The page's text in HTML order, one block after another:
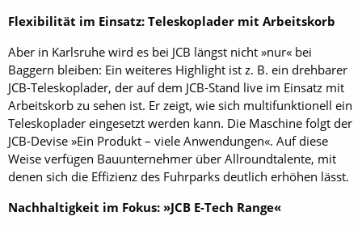
Flexibilität im Einsatz: Teleskoplader mit Arbeitskorb
Aber in Karlsruhe wird es bei JCB längst nicht »nur« bei
Baggern bleiben: Ein weiteres Highlight ist z. B. ein drehbarer
JCB-Teleskoplader, der auf dem JCB-Stand live im Einsatz mit
Arbeitskorb zu sehen ist. Er zeigt, wie sich multifunktionell ein
Teleskoplader eingesetzt werden kann. Die Maschine folgt der
JCB-Devise »Ein Produkt – viele Anwendungen«. Auf diese
Weise verfügen Bauunternehmer über Allroundtalente, mit
denen sich die Effizienz des Fuhrparks deutlich erhöhen lässt.
Nachhaltigkeit im Fokus: »JCB E-Tech Range«